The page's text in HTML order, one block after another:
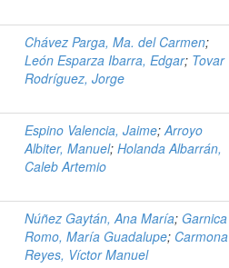
Chávez Parga, Ma. del Carmen;
León Esparza Ibarra, Edgar; Tovar
Rodríguez, Jorge
Espino Valencia, Jaime;Arroyo
Albiter, Manuel;Holanda Albarrán,
Caleb Artemio
Núñez Gaytán, Ana María; Garnica
Romo, María Guadalupe; Carmona
Reyes, Víctor Manuel